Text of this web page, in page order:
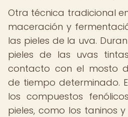
Otra técnica tradicional
maceración y
las pieles de la uva.
pieles de las uvas
contacto con el mosto
de tiempo determinado.
los compuestos
pieles, como los taninos